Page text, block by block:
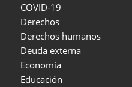
COVID-19
Derechos
Derechos humanos
Deuda externa
Economía
Educación